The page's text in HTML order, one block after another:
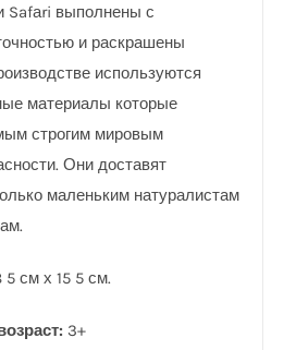
Safаri выполнены с
и раскрашены
используются
материалы которые
строгим мировым
Они доставят
маленьким натуралистам
5 см х 15 5 см.
3+